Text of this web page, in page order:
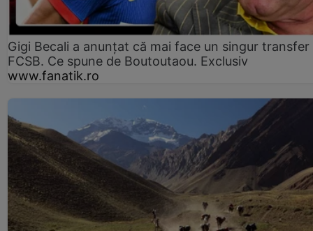
Gigi Becali a anunțat că mai face un singur transfer
FCSB. Ce spune de Boutoutaou. Exclusiv
www.fanatik.ro